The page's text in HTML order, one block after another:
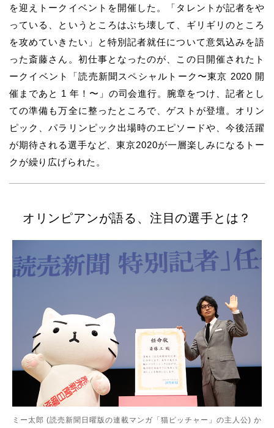
を迎えトークイベントを開催した。「タレントが記者をや
っている、というところはぶち壊して、ギリギリのところ
を攻めていきたい」と特別記者就任について意気込みを語
った斎藤さん。初仕事となったのが、この日開催されたト
ークイベント「読売新聞スペシャルトーク〜東京 2020 開
催まであと 1 年！〜」の司会進行。腕章をつけ、記者とし
ての準備も万全に整ったところで、ゲストが登壇。オリン
ピック、パラリンピック出場時のエピソードや、今後活躍
が期待される選手など、東京2020が一層楽しみになるトー
クが繰り広げられた。
オリンピアンが語る、注目の選手とは？
ミー太郎 (読売新聞日曜版の連載マンガ「猫ピッチャー」の主人公) か